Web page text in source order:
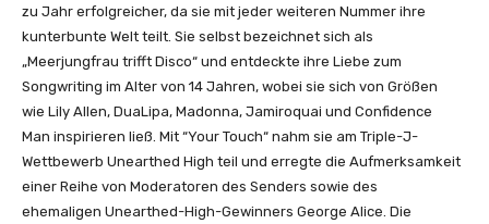
zu Jahr erfolgreicher, da sie mit jeder weiteren Nummer ihre
kunterbunte Welt teilt. Sie selbst bezeichnet sich als
„Meerjungfrau trifft Disco“ und entdeckte ihre Liebe zum
Songwriting im Alter von 14 Jahren, wobei sie sich von Größen
wie Lily Allen, DuaLipa, Madonna, Jamiroquai und Confidence
Man inspirieren ließ. Mit “Your Touch“ nahm sie am Triple-J-
Wettbewerb Unearthed High teil und erregte die Aufmerksamkeit
einer Reihe von Moderatoren des Senders sowie des
ehemaligen Unearthed-High-Gewinners George Alice. Die